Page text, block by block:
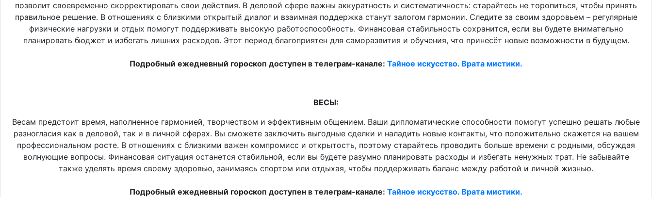
позволит своевременно скорректировать свои действия. В деловой сфере важны аккуратность и систематичность: старайтесь не торопиться, чтобы принять
правильное решение. В отношениях с близкими открытый диалог и взаимная поддержка станут залогом гармонии. Следите за своим здоровьем – регулярные
физические нагрузки и отдых помогут поддерживать высокую работоспособность. Финансовая стабильность сохранится, если вы будете внимательно
планировать бюджет и избегать лишних расходов. Этот период благоприятен для саморазвития и обучения, что принесёт новые возможности в будущем.
Подробный ежедневный гороскоп доступен в телеграм-канале: Тайное искусство. Врата мистики.
ВЕСЫ:
Весам предстоит время, наполненное гармонией, творчеством и эффективным общением. Ваши дипломатические способности помогут успешно решать любые
разногласия как в деловой, так и в личной сферах. Вы сможете заключить выгодные сделки и наладить новые контакты, что положительно скажется на вашем
профессиональном росте. В отношениях с близкими важен компромисс и открытость, поэтому старайтесь проводить больше времени с родными, обсуждая
волнующие вопросы. Финансовая ситуация останется стабильной, если вы будете разумно планировать расходы и избегать ненужных трат. Не забывайте
также уделять время своему здоровью, занимаясь спортом или отдыхая, чтобы поддерживать баланс между работой и личной жизнью.
Подробный ежедневный гороскоп доступен в телеграм-канале: Тайное искусство. Врата мистики.